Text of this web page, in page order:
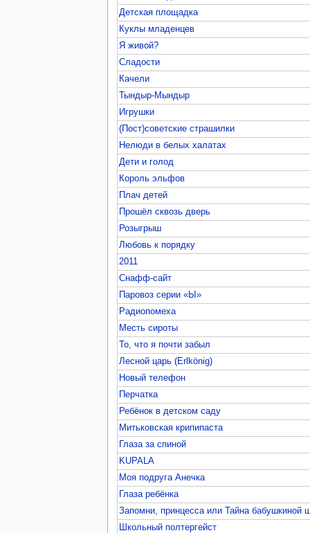
Детская площадка
Куклы младенцев
Я живой?
Сладости
Качели
Тындыр-Мындыр
Игрушки
(Пост)советские страшилки
Нелюди в белых халатах
Дети и голод
Король эльфов
Плач детей
Прошёл сквозь дверь
Розыгрыш
Любовь к порядку
2011
Снафф-сайт
Паровоз серии «Ы»
Радиопомеха
Месть сироты
То, что я почти забыл
Лесной царь (Erlkönig)
Новый телефон
Перчатка
Ребёнок в детском саду
Митьковская крипипаста
Глаза за спиной
KUPALA
Моя подруга Анечка
Глаза ребёнка
Запомни, принцесса или Тайна бабушкиной
Школьный полтергейст